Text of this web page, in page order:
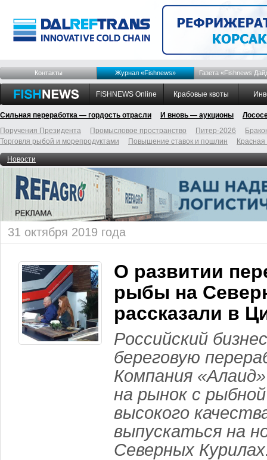
Контакты Журнал «Fishnews» Газета «Fishnews
FISHNEWS Online Крабовые квоты
Сильная переработка — гордость отрасли И вновь — аукционы
Поручения Президента
Промысловое пространство Питер-2026
Торговля рыбой и морепродуктами
Повышение ставок и пошлин
Новости
31 октября 2019 года
О развитии
рыбы на
рассказали в
Российский
береговую
Компания
на рынок с
высокого
выпускаться на
Северных